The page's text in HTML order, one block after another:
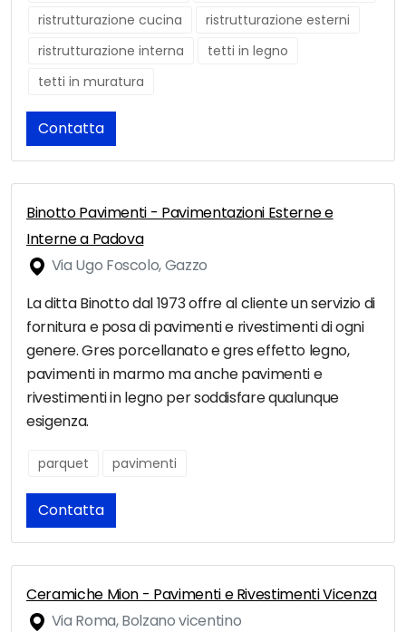
ristrutturazione cucina
ristrutturazione esterni
ristrutturazione interna
tetti in legno
tetti in muratura
Contatta
Binotto Pavimenti - Pavimentazioni Esterne e
Interne a Padova
Via Ugo Foscolo, Gazzo
La ditta Binotto dal 1973 offre al cliente un servizio di
fornitura e posa di pavimenti e rivestimenti di ogni
genere. Gres porcellanato e gres effetto legno,
pavimenti in marmo ma anche pavimenti e
rivestimenti in legno per soddisfare qualunque
esigenza.
parquet pavimenti
Contatta
Ceramiche Mion - Pavimenti e Rivestimenti Vicenza
Via Roma, Bolzano vicentino